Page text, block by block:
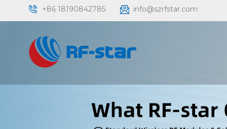
+86 18190842785 info@szrfstar.com